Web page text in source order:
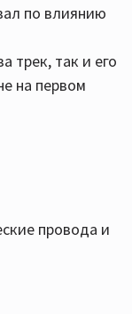
по влиянию
трек, так и его
на первом
провода и